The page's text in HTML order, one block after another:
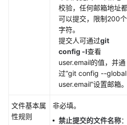
库
校验，任何邮箱地址
可以提交，限制200个
字符。
提交人可通过git
config -l查看
user.email的值，并通
过“git config --global
user.email”设置邮箱。
文件基本属
性规则
非必填。
禁止提交的文件名称：